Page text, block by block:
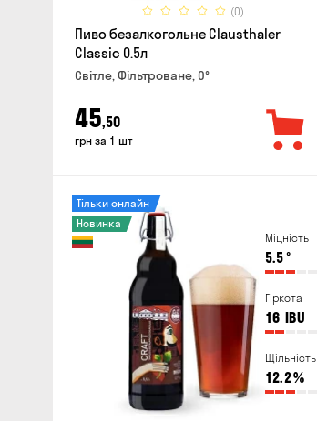
(0)
Пиво безалкогольне Clausthaler
Classic 0.5л
Світле, Фільтроване, 0°
45,50
грн за 1 шт
Міцність
5.5°
Гіркота
16 IBU
Щільність
12.2%
Тільки онлайн
Новинка